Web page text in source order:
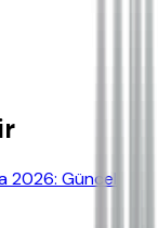
2026: Güncel